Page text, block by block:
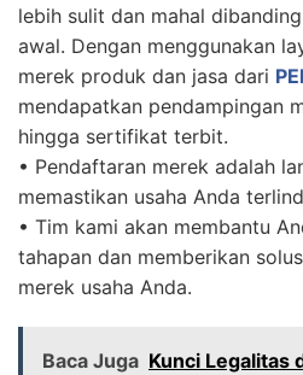
lebih sulit dan mahal
awal. Dengan menggunakan
merek produk dan jasa dari
mendapatkan pendampingan
hingga sertifikat terbit.
• Pendaftaran merek adalah
memastikan usaha Anda
• Tim kami akan membantu
tahapan dan memberikan
merek usaha Anda.
Baca Juga Kunci Legalitas